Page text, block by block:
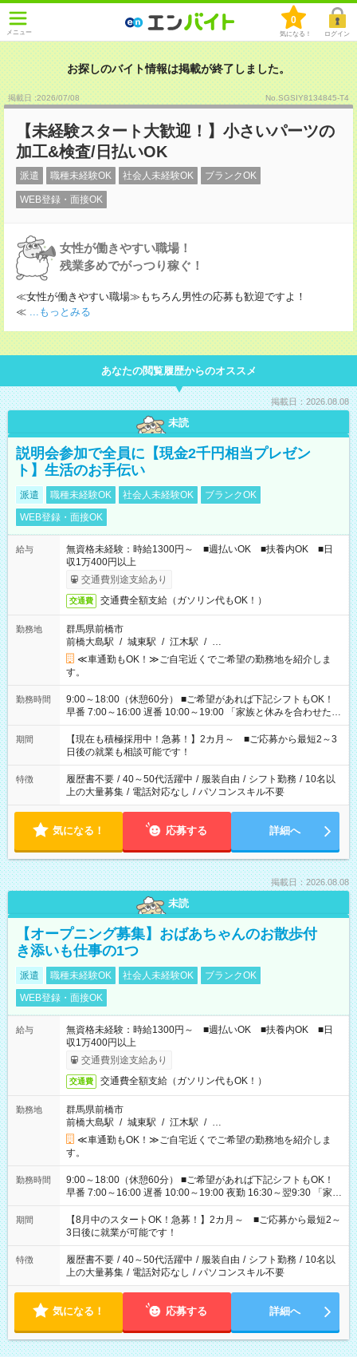
メニュー
0
気になる！ ログイン
お探しのバイト情報は掲載が終了しました。
掲載日 :2026/07/08 No.SGSIY8134845-T4
【未経験スタート大歓迎！】小さいパーツの
加工&検査/日払いOK
派遣 職種未経験OK 社会人未経験OK ブランクOK
WEB登録・面接OK
女性が働きやすい職場！
残業多めでがっつり稼ぐ！
≪女性が働きやすい職場≫もちろん男性の応募も歓迎ですよ！
≪ ...もっとみる
あなたの閲覧履歴からのオススメ
掲載日：2026.08.08
未読
説明会参加で全員に【現金2千円相当プレゼン
ト】生活のお手伝い
派遣 職種未経験OK 社会人未経験OK
ブランクOK
WEB登録・面接OK
給与
無資格未経験：時給1300円～ ■週払いOK ■扶養内OK ■日
収1万400円以上
交通費別途支給あり
交通費 交通費全額支給（ガソリン代もOK！）
勤務地
群馬県前橋市
前橋大島駅 / 城東駅 / 江木駅 / …
≪車通勤もOK！≫ご自宅近くでご希望の勤務地を紹介しま
す。
勤務時間
9:00～18:00（休憩60分） ■ご希望があれば下記シフトもOK！
早番 7:00～16:00 遅番 10:00～19:00 「家族と休みを合わせた
い」 「余裕を持って夕飯の準備がしたい」 「できれば残業はし
たくない」 など、ご希望を教えてくださいね。 ※Wワーク希望
の方へ 今ご覧のお仕事で希望する勤務時間と、もう1つのお仕事
の勤務時間。 合計で週40時間を超える場合は応募できません。
期間
【現在も積極採用中！急募！】2カ月～ ■ご応募から最短2～3
日後の就業も相談可能です！
特徴 履歴書不要 / 40～50代活躍中 / 服装自由 / シフト勤務 / 10名以
上の大量募集 / 電話対応なし / パソコンスキル不要
気になる！ 応募する 詳細へ
掲載日：2026.08.08
未読
【オープニング募集】おばあちゃんのお散歩付
き添いも仕事の1つ
派遣 職種未経験OK 社会人未経験OK
ブランクOK
WEB登録・面接OK
給与
無資格未経験：時給1300円～ ■週払いOK ■扶養内OK ■日
収1万400円以上
交通費別途支給あり
交通費 交通費全額支給（ガソリン代もOK！）
勤務地
群馬県前橋市
前橋大島駅 / 城東駅 / 江木駅 / …
≪車通勤もOK！≫ご自宅近くでご希望の勤務地を紹介しま
す。
勤務時間
9:00～18:00（休憩60分） ■ご希望があれば下記シフトもOK！
早番 7:00～16:00 遅番 10:00～19:00 夜勤 16:30～翌9:30 「家族
と休みを合わせたい」 「余裕を持って夕飯の準備がしたい」
「できれば残業はしたくない」 など、ご希望を教えてください
ね。 ※Wワーク希望の方へ 今ご覧のお仕事で希望する勤務時間
と、もう1つのお仕事の勤務時間。 合計で週40時間を超える場
合は応募できません。
期間
【8月中のスタートOK！急募！】2カ月～ ■ご応募から最短2～
3日後に就業が可能です！
特徴 履歴書不要 / 40～50代活躍中 / 服装自由 / シフト勤務 / 10名以
上の大量募集 / 電話対応なし / パソコンスキル不要
気になる！ 応募する 詳細へ